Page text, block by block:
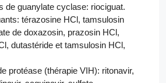
de guanylate cyclase: riociguat.
térazosine HCl, tamsulosin
de doxazosin, prazosin HCl,
dutastéride et tamsulosin HCl,
protéase (thérapie VIH): ritonavir,